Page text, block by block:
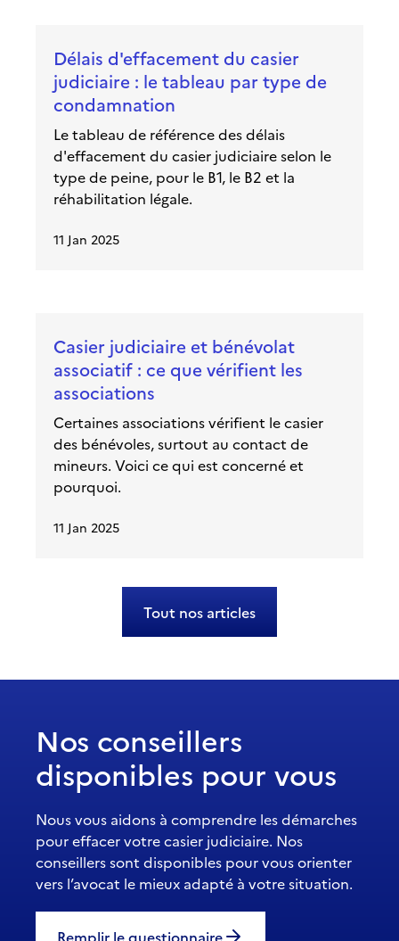
Délais d'effacement du casier
judiciaire : le tableau par type de
condamnation
Le tableau de référence des délais
d'effacement du casier judiciaire selon le
type de peine, pour le B1, le B2 et la
réhabilitation légale.
11 Jan 2025
Casier judiciaire et bénévolat
associatif : ce que vérifient les
associations
Certaines associations vérifient le casier
des bénévoles, surtout au contact de
mineurs. Voici ce qui est concerné et
pourquoi.
11 Jan 2025
Tout nos articles
Nos conseillers
disponibles pour vous
Nous vous aidons à comprendre les démarches
pour effacer votre casier judiciaire. Nos
conseillers sont disponibles pour vous orienter
vers l’avocat le mieux adapté à votre situation.
Remplir le questionnaire